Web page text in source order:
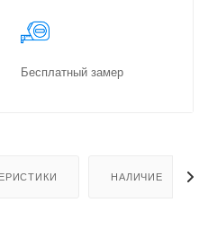
Бес­плат­ный замер
НАЛИЧИЕ